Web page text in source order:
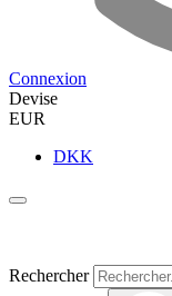
Connexion
Devise
EUR
DKK
Rechercher